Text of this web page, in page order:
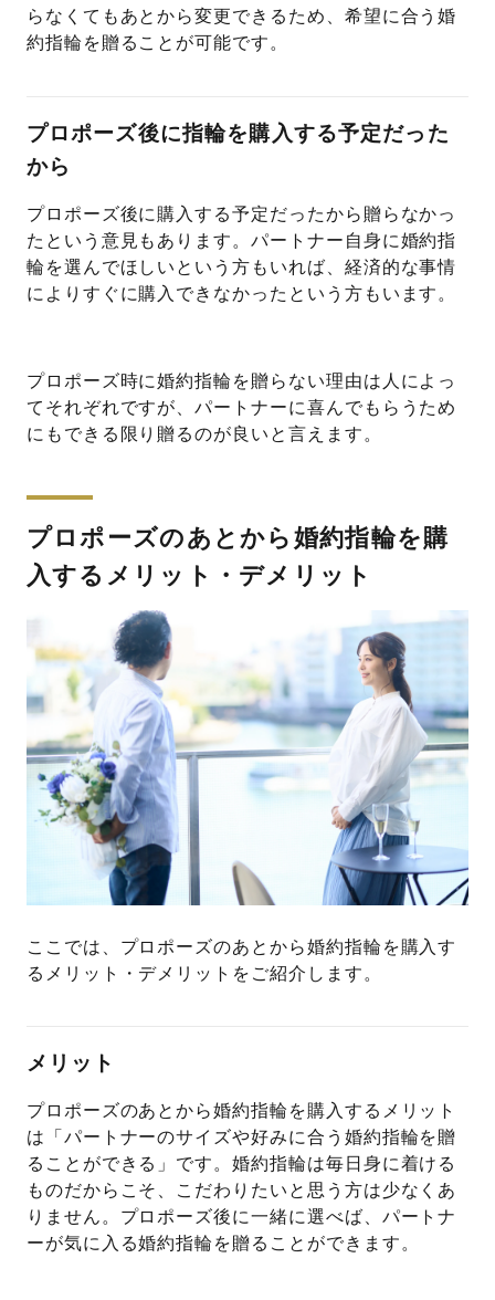
らなくてもあとから変更できるため、希望に合う婚
約指輪を贈ることが可能です。
プロポーズ後に指輪を購入する予定だった
から
プロポーズ後に購入する予定だったから贈らなかっ
たという意見もあります。パートナー自身に婚約指
輪を選んでほしいという方もいれば、経済的な事情
によりすぐに購入できなかったという方もいます。
プロポーズ時に婚約指輪を贈らない理由は人によっ
てそれぞれですが、パートナーに喜んでもらうため
にもできる限り贈るのが良いと言えます。
プロポーズのあとから婚約指輪を購
入するメリット・デメリット
ここでは、プロポーズのあとから婚約指輪を購入す
るメリット・デメリットをご紹介します。
メリット
プロポーズのあとから婚約指輪を購入するメリット
は「パートナーのサイズや好みに合う婚約指輪を贈
ることができる」です。婚約指輪は毎日身に着ける
ものだからこそ、こだわりたいと思う方は少なくあ
りません。プロポーズ後に一緒に選べば、パートナ
ーが気に入る婚約指輪を贈ることができます。